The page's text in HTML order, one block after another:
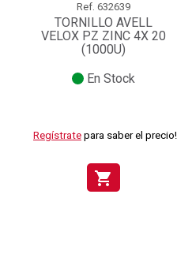
Ref. 632639
TORNILLO AVELL
VELOX PZ ZINC 4X 20
(1000U)
En Stock
Regístrate para saber el precio!
shopping_cart